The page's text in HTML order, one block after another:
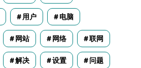
用户 电脑
网站 网络 联网
解决 设置 问题